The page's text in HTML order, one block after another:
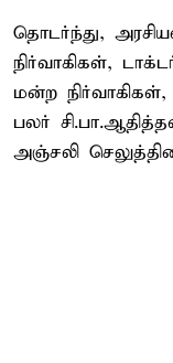
தொடர்ந்து,
நிர்வாகிகள்,
மன்ற
பலர்
அஞ்சலி